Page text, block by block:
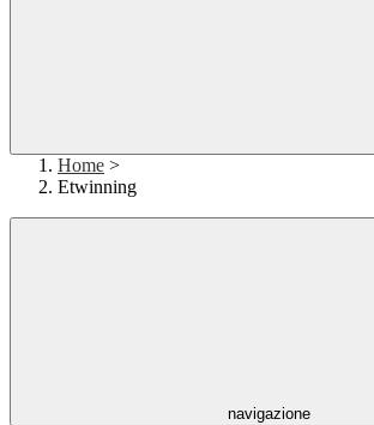
Home >
Etwinning
navigazione